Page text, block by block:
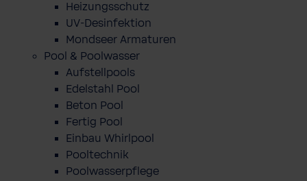
Heizungsschutz
UV-Desinfektion
Mondseer Armaturen
Pool & Poolwasser
Aufstellpools
Edelstahl Pool
Beton Pool
Fertig Pool
Einbau Whirlpool
Pooltechnik
Poolwasserpflege